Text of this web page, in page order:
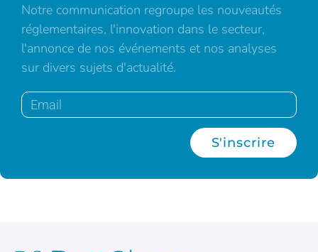
Notre communication regroupe les nouveautés
réglementaires, l'innovation dans le secteur,
l'annonce de nos événements et nos analyses
sur divers sujets d'actualité.
S'inscrire